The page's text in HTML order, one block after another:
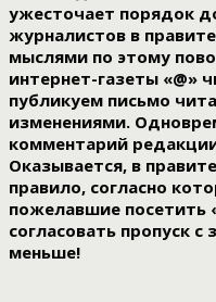
ужесточает порядок
журналистов в
мыслями по этому
интернет-газеты «@»
публикуем письмо
изменениями.
комментарий
Оказывается, в
правило, согласно
пожелавшие посетить
согласовать пропуск
меньше!